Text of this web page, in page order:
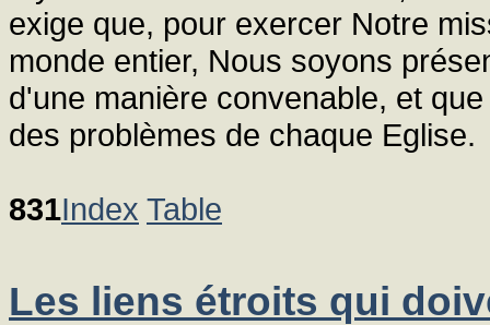
exige que, pour exercer Notre
monde entier, Nous soyons
d'une manière convenable, et
des problèmes de chaque Eglise.
831Index Table
Les liens étroits qui